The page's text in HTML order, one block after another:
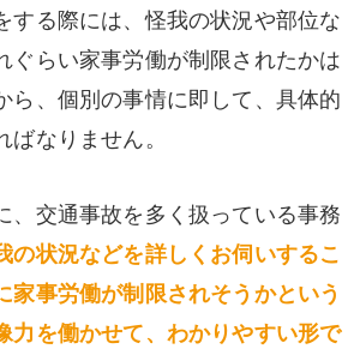
する際には、怪我の状況や部位な
ぐらい家事労働が制限されたかは
ら、個別の事情に即して、具体的
なりません。
、交通事故を多く扱っている事務
の状況などを詳しくお伺いするこ
家事労働が制限されそうかという
力を働かせて、わかりやすい形で